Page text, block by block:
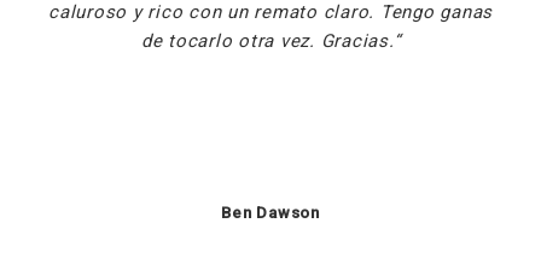
caluroso y rico con un remato claro. Tengo ganas
de tocarlo otra vez. Gracias.
Ben Dawson